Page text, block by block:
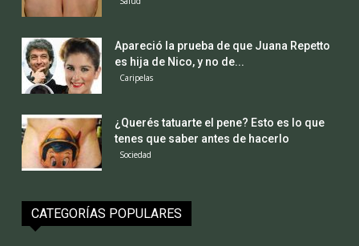
Apareció la prueba de que Juana Repetto
es hija de Nico, y no de...
Caripelas
¿Querés tatuarte el pene? Esto es lo que
tenes que saber antes de hacerlo
Sociedad
CATEGORÍAS POPULARES